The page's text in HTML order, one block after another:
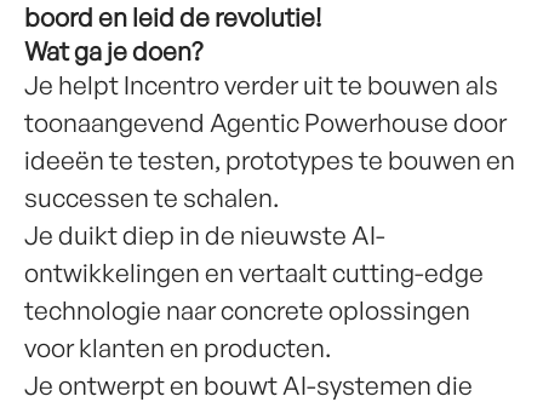
boord en leid de revolutie!
Wat ga je doen?
Je helpt Incentro verder uit te bouwen als
toonaangevend Agentic Powerhouse door
ideeën te testen, prototypes te bouwen en
successen te schalen.
Je duikt diep in de nieuwste AI-
ontwikkelingen en vertaalt cutting-edge
technologie naar concrete oplossingen
voor klanten en producten.
Je ontwerpt en bouwt AI-systemen die